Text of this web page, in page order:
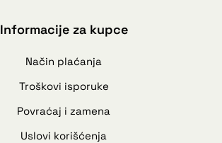
Informacije za kupce
Način plaćanja
Troškovi isporuke
Povraćaj i zamena
Uslovi korišćenja